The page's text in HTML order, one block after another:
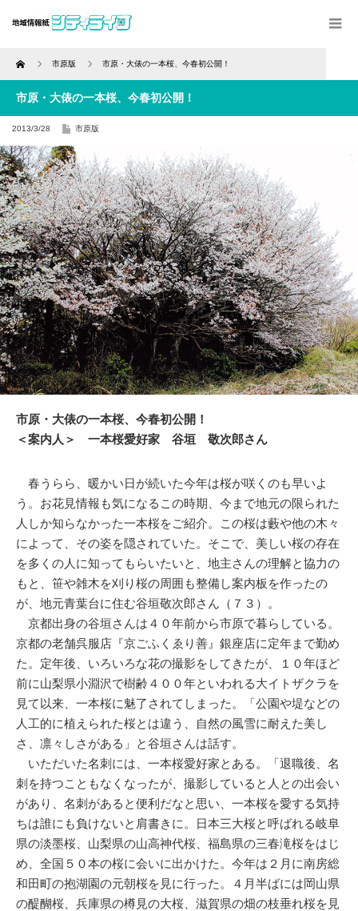
Home 市原版 市原・大俵の一本桜、今春初公開！
市原・大俵の一本桜、今春初公開！
2013/3/28 市原版
市原・大俵の一本桜、今春初公開！
＜案内人＞ 一本桜愛好家 谷垣 敬次郎さん
春うらら、暖かい日が続いた今年は桜が咲くのも早いよ
う。お花見情報も気になるこの時期、今まで地元の限られた
人しか知らなかった一本桜をご紹介。この桜は藪や他の木々
によって、その姿を隠されていた。そこで、美しい桜の存在
を多くの人に知ってもらいたいと、地主さんの理解と協力の
もと、笹や雑木を刈り桜の周囲も整備し案内板を作ったの
が、地元青葉台に住む谷垣敬次郎さん（７３）。
京都出身の谷垣さんは４０年前から市原で暮らしている。
京都の老舗呉服店『京ごふくゑり善』銀座店に定年まで勤め
た。定年後、いろいろな花の撮影をしてきたが、１０年ほど
前に山梨県小淵沢で樹齢４００年といわれる大イトザクラを
見て以来、一本桜に魅了されてしまった。「公園や堤などの
人工的に植えられた桜とは違う、自然の風雪に耐えた美し
さ、凛々しさがある」と谷垣さんは話す。
いただいた名刺には、一本桜愛好家とある。「退職後、名
刺を持つこともなくなったが、撮影していると人との出会い
があり、名刺があると便利だなと思い、一本桜を愛する気持
ちは誰にも負けないと肩書きに。日本三大桜と呼ばれる岐阜
県の淡墨桜、山梨県の山高神代桜、福島県の三春滝桜をはじ
め、全国５０本の桜に会いに出かけた。今年は２月に南房総
和田町の抱湖園の元朝桜を見に行った。４月半ばには岡山県
の醍醐桜、兵庫県の樽見の大桜、滋賀県の畑の枝垂れ桜を見